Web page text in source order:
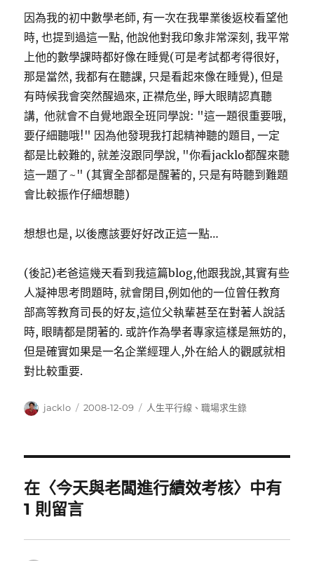
因為我的初中數學老師, 有一次在我畢業後返校看望他
時, 也提到過這一點, 他說他對我印象非常深刻, 我平常
上他的數學課時都好像在睡覺(可是考試都考得很好,
那是當然, 我都有在聽課, 只是看起來像在睡覺), 但是
有時候我會突然醒過來, 正襟危坐, 睜大眼睛認真聽
講, 他就會不自覺地跟全班同學說: "這一題很重要哦,
要仔細聽哦!" 因為他發現我打起精神聽的題目, 一定
都是比較難的, 就差沒跟同學說, "你看jacklo都醒來聽
這一題了~" (其實全部都是醒著的, 只是有時聽到難題
會比較振作仔細想聽)
想想也是, 以後應該要好好改正這一點…
(後記)老爸這幾天看到我這篇blog,他跟我說,其實有些
人凝神思考問題時, 就會閉目,例如他的一位曾任教育
部高等教育司長的好友,這位父執輩甚至在對著人說話
時, 眼睛都是閉著的. 或許作為學者專家這樣是無妨的,
但是確實如果是一名企業經理人,外在給人的觀感就相
對比較重要.
作
jacklo
發
2008-12-09
分
人生平行線 、職場求生錄
在〈今天與老闆進行績效考核〉中有
1 則留言